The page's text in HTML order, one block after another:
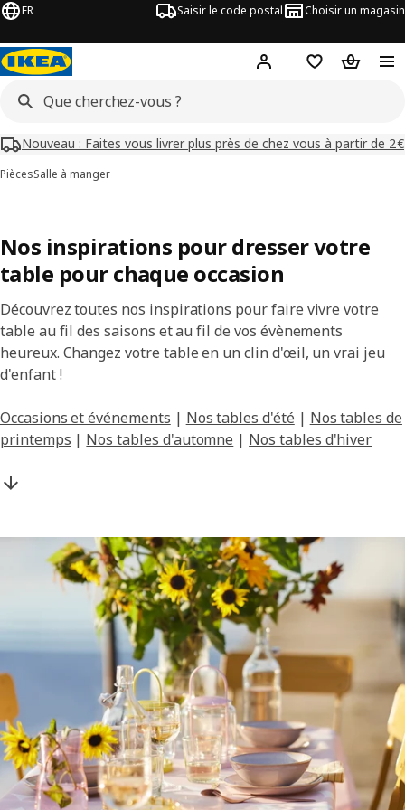
FR Saisir le code postal Choisir un magasin
Mon compteFavorisPanier
Nouveau : Faites vous livrer plus près de chez vous à partir de 2€
PiècesSalle à manger
Nos inspirations pour dresser votre
table pour chaque occasion
Découvrez toutes nos inspirations pour faire vivre votre
table au fil des saisons et au fil de vos évènements
heureux. Changez votre table en un clin d'œil, un vrai jeu
d'enfant !
Occasions et événements | Nos tables d'été | Nos tables de
printemps | Nos tables d'automne | Nos tables d'hiver